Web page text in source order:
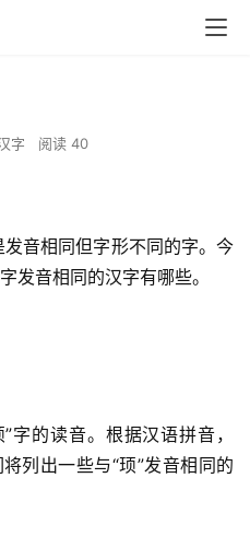
字 阅读 40
音相同但字形不同的字。今
发音相同的汉字有哪些。
的读音。根据汉语拼音，
列出一些与“顼”发音相同的